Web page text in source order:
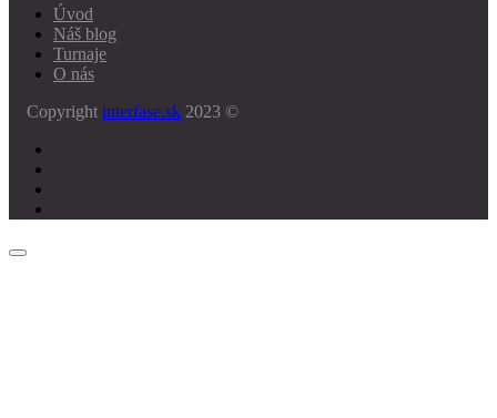
Úvod
Náš blog
Turnaje
O nás
Copyright interfase.sk 2023 ©